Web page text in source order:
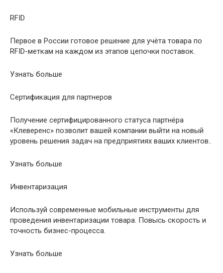
RFID
Первое в России готовое решение для учёта товара по
RFID-меткам на каждом из этапов цепочки поставок.
Узнать больше
Сертификация для партнеров
Получение сертифицированного статуса партнёра
«Клеверенс» позволит вашей компании выйти на новый
уровень решения задач на предприятиях ваших клиентов..
Узнать больше
Инвентаризация
Используй современные мобильные инструменты для
проведения инвентаризации товара. Повысь скорость и
точность бизнес-процесса.
Узнать больше